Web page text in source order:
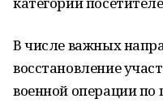
В числе важных
восстановление
военной операции